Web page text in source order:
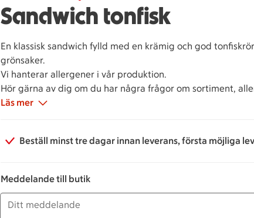
Sandwich tonfisk
En klassisk sandwich fylld med en krämig och god
grönsaker.
Vi hanterar allergener i vår produktion.
Hör gärna av dig om du har några frågor om sortiment,
specialbeställningar.
Läs mer
Beställ minst tre dagar innan leverans, första möjliga
Meddelande till butik